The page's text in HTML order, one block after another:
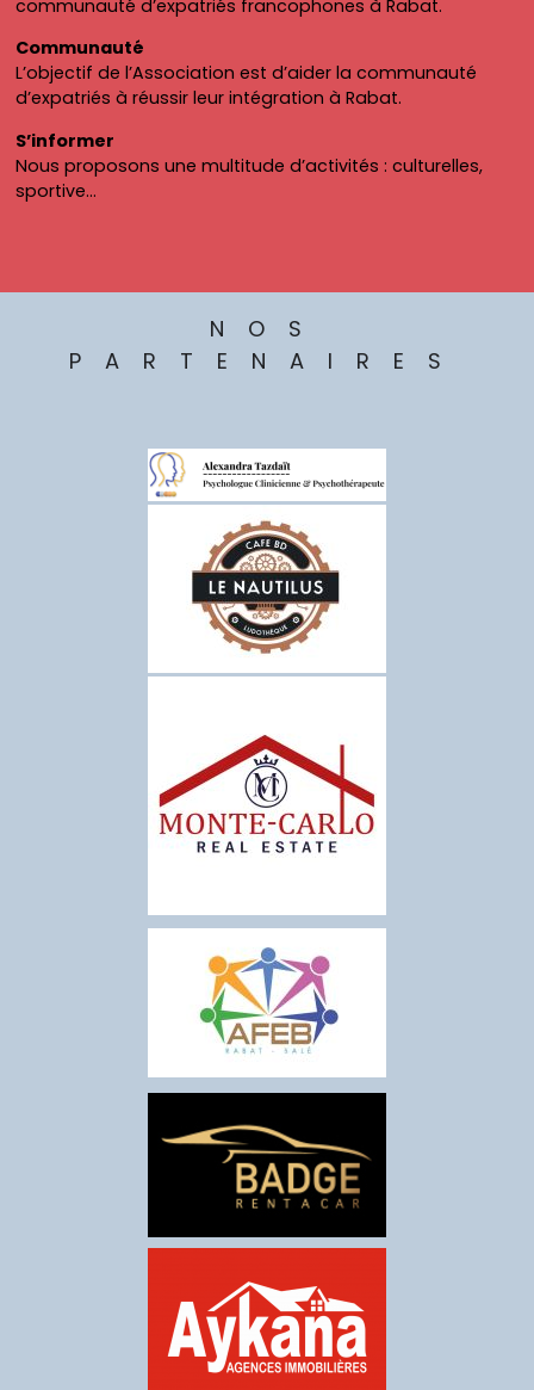
communauté d’expatriés francophones à Rabat.
Communauté
L’objectif de l’Association est d’aider la communauté
d’expatriés à réussir leur intégration à Rabat.
S’informer
Nous proposons une multitude d’activités : culturelles,
sportive…
NOS
PARTENAIRES